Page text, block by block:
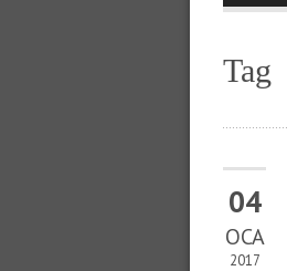
Tag
04
OCA
2017